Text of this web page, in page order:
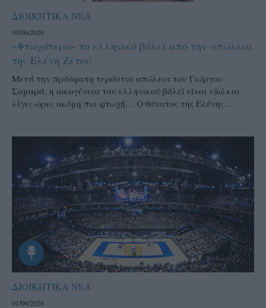
ΔΙΟΙΚΗΤΙΚΑ ΝΕΑ
03/06/2026
«Φτωχότερο» το ελληνικό βόλεϊ από την απώλεια
της Ελένη Ζέτου
Μετά την πρόσφατη τεράστια απώλεια του Γιώργου
Σαμαρά, η οικογένεια του ελληνικού βόλεϊ είναι εδώ και
λίγες ώρες ακόμη πιο φτωχή… Ο θάνατος της Ελένης...
ΔΙΟΙΚΗΤΙΚΑ ΝΕΑ
01/06/2026